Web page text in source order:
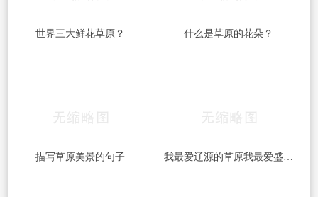
世界三大鲜花草原？ 什么是草原的花朵？
描写草原美景的句子 我最爱辽源的草原我最爱盛开的鲜花的歌名？